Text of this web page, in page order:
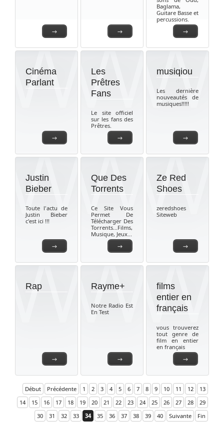
→ → →
Baglama,
Guitare Basse et
percussions.
→
Cinéma
Parlant
→
Les
Prêtres
Fans
Le site officiel
sur les fans des
Prêtres.
→
musiqiou
Les dernière
nouveautés de
musiques!!!!!
→
Justin
Bieber
Toute l'actu de
Justin Bieber
c'est ici !!!
→
Que Des
Torrents
Ce Site Vous
Permet De
Télécharger Des
Torrents...Films,
Musique, Jeux...
→
Ze Red
Shoes
zeredshoes
Siteweb
→
Rap
→
Rayme+
Notre Radio Est
En Test
→
films
entier en
français
vous trouverez
tout genre de
film en entier
en français
Début Précédente 1 2 3 4 5 6 7 8 9 10 11 12
13
14
15 16 17 18 19 20 21 22 23 24 25 26 27 28
29
30
31 32 33 34 35 36 37 38 39 40 Suivante Fin